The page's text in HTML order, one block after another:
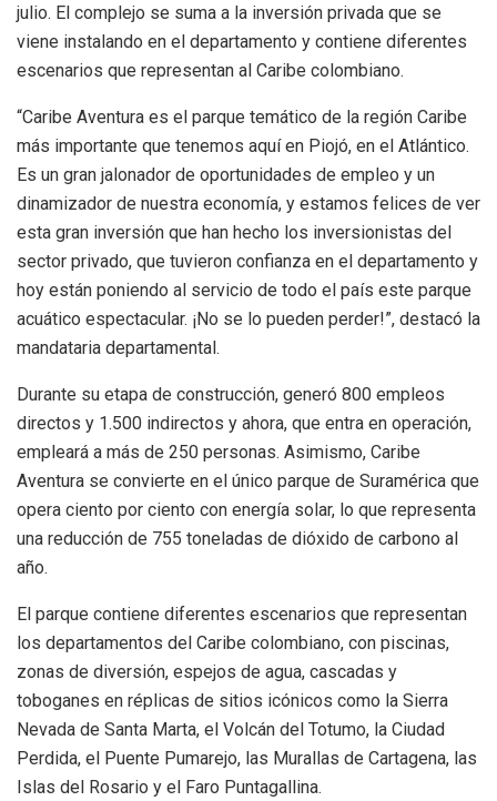
julio. El complejo se suma a la inversión privada que se
viene instalando en el departamento y contiene diferentes
escenarios que representan al Caribe colombiano.
“Caribe Aventura es el parque temático de la región Caribe
más importante que tenemos aquí en Piojó, en el Atlántico.
Es un gran jalonador de oportunidades de empleo y un
dinamizador de nuestra economía, y estamos felices de ver
esta gran inversión que han hecho los inversionistas del
sector privado, que tuvieron confianza en el departamento y
hoy están poniendo al servicio de todo el país este parque
acuático espectacular. ¡No se lo pueden perder!”, destacó la
mandataria departamental.
Durante su etapa de construcción, generó 800 empleos
directos y 1.500 indirectos y ahora, que entra en operación,
empleará a más de 250 personas. Asimismo, Caribe
Aventura se convierte en el único parque de Suramérica que
opera ciento por ciento con energía solar, lo que representa
una reducción de 755 toneladas de dióxido de carbono al
año.
El parque contiene diferentes escenarios que representan
los departamentos del Caribe colombiano, con piscinas,
zonas de diversión, espejos de agua, cascadas y
toboganes en réplicas de sitios icónicos como la Sierra
Nevada de Santa Marta, el Volcán del Totumo, la Ciudad
Perdida, el Puente Pumarejo, las Murallas de Cartagena, las
Islas del Rosario y el Faro Puntagallina.